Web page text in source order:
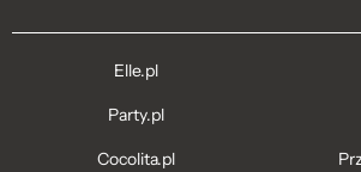
Elle.pl
Party.pl
Cocolita.pl